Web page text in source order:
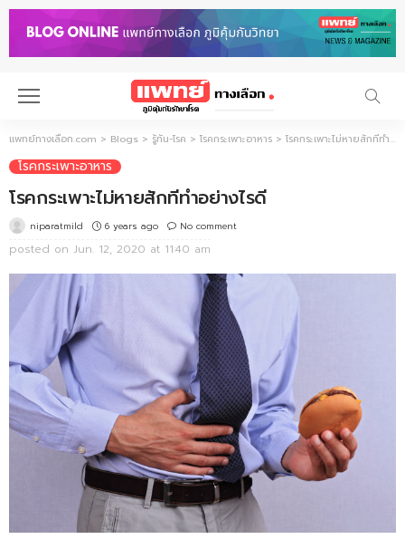
แพทย์ทางเลือก.com > Blogs > รู้ทัน-โรค > โรคกระเพาะอาหาร > โรคกระเพาะไม่หายสักทีทำอย่างไรดี
โรคกระเพาะอาหาร
โรคกระเพาะไม่หายสักทีทำอย่างไรดี
niparatmild 6 years ago No comment
posted on Jun. 12, 2020 at 11:40 am